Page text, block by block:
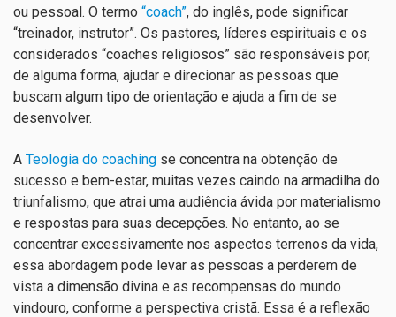
ou pessoal. O termo “coach”, do inglês, pode significar
“treinador, instrutor”. Os pastores, líderes espirituais e os
considerados “coaches religiosos” são responsáveis por,
de alguma forma, ajudar e direcionar as pessoas que
buscam algum tipo de orientação e ajuda a fim de se
desenvolver.
A Teologia do coaching se concentra na obtenção de
sucesso e bem-estar, muitas vezes caindo na armadilha do
triunfalismo, que atrai uma audiência ávida por materialismo
e respostas para suas decepções. No entanto, ao se
concentrar excessivamente nos aspectos terrenos da vida,
essa abordagem pode levar as pessoas a perderem de
vista a dimensão divina e as recompensas do mundo
vindouro, conforme a perspectiva cristã. Essa é a reflexão